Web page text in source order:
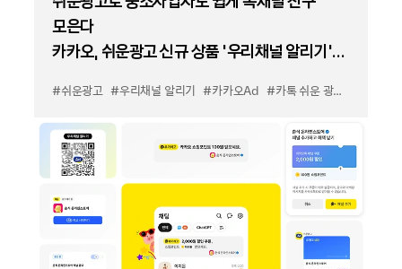
모은다
카카오, 쉬운광고 신규 상품 '우리채널 알리기'
#쉬운광고 #우리채널 알리기 #카카오Ad #카톡 쉬운 광고